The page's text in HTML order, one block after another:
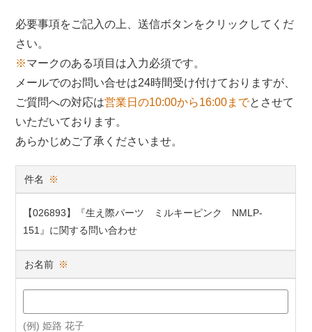
必要事項をご記入の上、送信ボタンをクリックしてくだ
さい。
※マークのある項目は入力必須です。
メールでのお問い合せは24時間受け付けておりますが、
ご質問への対応は営業日の10:00から16:00までとさせて
いただいております。
あらかじめご了承くださいませ。
件名 ※
【026893】『生え際パーツ ミルキーピンク NMLP-
151』に関する問い合わせ
お名前 ※
(例) 姫路 花子